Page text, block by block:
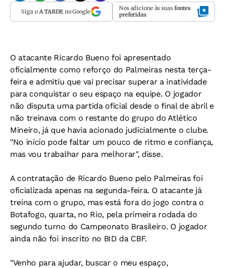
Siga o A TARDEno Google Nos adicione às suas fontes
preferidas
O atacante Ricardo Bueno foi apresentado
oficialmente como reforço do Palmeiras nesta terça-
feira e admitiu que vai precisar superar a inatividade
para conquistar o seu espaço na equipe. O jogador
não disputa uma partida oficial desde o final de abril e
não treinava com o restante do grupo do Atlético
Mineiro, já que havia acionado judicialmente o clube.
"No início pode faltar um pouco de ritmo e confiança,
mas vou trabalhar para melhorar", disse.
A contratação de Ricardo Bueno pelo Palmeiras foi
oficializada apenas na segunda-feira. O atacante já
treina com o grupo, mas está fora do jogo contra o
Botafogo, quarta, no Rio, pela primeira rodada do
segundo turno do Campeonato Brasileiro. O jogador
ainda não foi inscrito no BID da CBF.
"Venho para ajudar, buscar o meu espaço,